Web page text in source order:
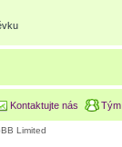
Tým
Kontaktujte nás
Limited